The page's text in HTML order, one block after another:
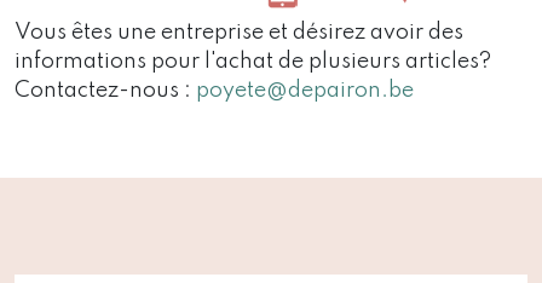
Vous êtes une entreprise et désirez avoir des
informations pour l'achat de plusieurs articles?
Contactez-nous : poyete@depairon.be